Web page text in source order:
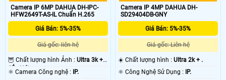
Camera IP 6MP DAHUA DH-IPC-
HFW2649T-AS-IL Chuẩn H.265
Giá Bán: 5%-35%
Giá gốc: liên hệ
🦉 Chất lượng hình Ảnh : Ultra 3k +
Sắc Nét .
⚛️ Camera Công nghệ :
IP.
Camera IP 4MP DAHUA DH-
SD29404DB-GNY
Giá Bán: 5%-35%
Giá gốc: Liên hệ
☀️ Chất lượng hình :Ultra 2k + .
⚛️ Công Nghệ Sử Dụng :
IP.